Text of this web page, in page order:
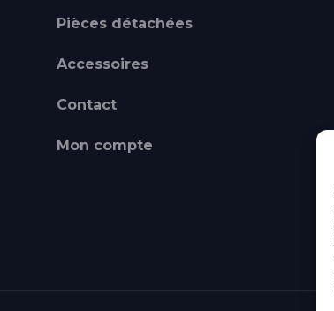
Pièces détachées
Accessoires
Contact
Mon compte